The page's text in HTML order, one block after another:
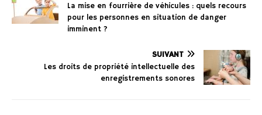
La mise en fourrière de véhicules : quels recours
pour les personnes en situation de danger
imminent ?
SUIVANT
Les droits de propriété intellectuelle des
enregistrements sonores